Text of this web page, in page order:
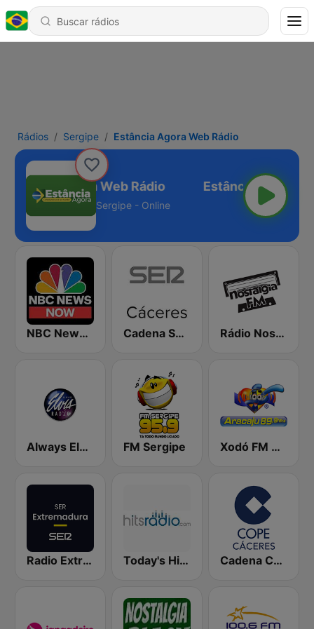
Rádios Sergipe Estância Agora Web Rádio
Estância Agora Web Rádio
Sergipe - Online
NBC News Now Cadena SER Cáceres Rádio Nostalgia FM - As músicas que deixaram saudade - anos 70, 80 e 90
Always Elvis Radio FM Sergipe Xodó FM Aracaju
Radio Extremadura SER Today's Hits Radio Cadena COPE Cáceres